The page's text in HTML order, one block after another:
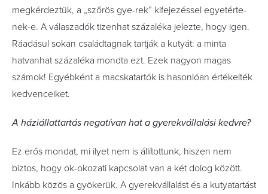
megkérdeztük, a „szőrös gye-rek” kifejezéssel egyetérte­­­­
nek-e.­­ A válaszadók tizenhat százaléka­ jelezte, hogy igen.
Ráadásul sokan családtagnak tartják a kutyát: a minta
hatvanhat százaléka mondta ezt. Ezek nagyon magas
számok! Egyébként a macskatartók is hasonlóan értékelték
kedvenceiket.
A háziállattartás negatívan hat a gyerekvállalási kedvre?
Ez erős mondat, mi ilyet nem is állítottunk, hiszen nem
biztos, hogy ok-okozati kapcsolat van a két dolog között.
Inkább közös a gyökerük. A gyerekvállalást és a kutyatartást